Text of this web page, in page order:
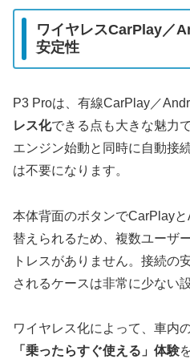
ワイヤレスCarPlay／
安定性
P3 Proは、有線CarPlay／
レス化できる点も大きな魅力
エンジン始動と同時に自動接
は不要になります。
本体背面のボタンでCarPlay
替えられるため、複数ユーザ
トレスがありません。接続の
されるケースは非常に少ない
ワイヤレス化によって、車内
「乗ったらすぐ使える」体験